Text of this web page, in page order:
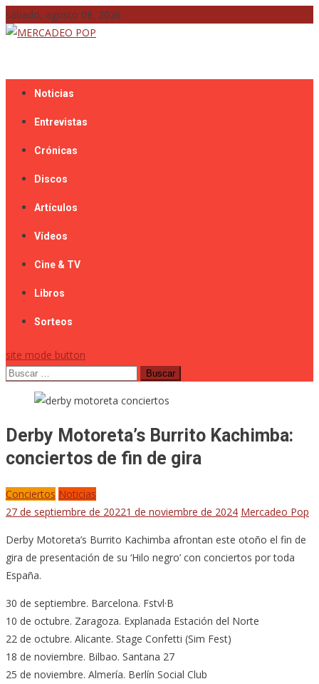
Skip
to
sábado, agosto 08, 2026
Noticias
Entrevistas
Crónicas
Discos
Artículos
Vídeos
Cine & TV
Libros
Sorteos
site mode button
Buscar:
Derby Motoreta’s Burrito Kachimba:
conciertos de fin de gira
Conciertos Noticias
27 de septiembre de 20221 de noviembre de 2024 Mercadeo Pop
Derby Motoreta’s Burrito Kachimba afrontan este otoño el fin de
gira de presentación de su ‘Hilo negro’ con conciertos por toda
España.
30 de septiembre. Barcelona. Fstvl·B
10 de octubre. Zaragoza. Explanada Estación del Norte
22 de octubre. Alicante. Stage Confetti (Sim Fest)
18 de noviembre. Bilbao. Santana 27
25 de noviembre. Almería. Berlín Social Club